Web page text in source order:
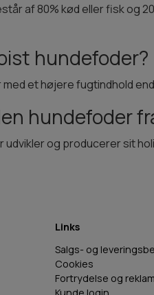
af 80% kød eller fisk og
hundefoder?
et højere fugtindhold
hundefoder
og producerer sit
Links
Salgs- og
Cookies
Fortrydelse og